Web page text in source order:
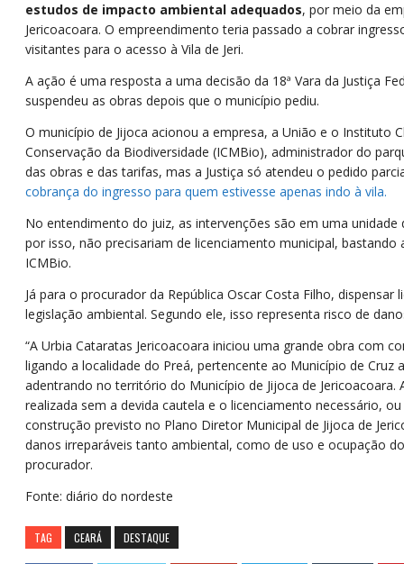
estudos de impacto ambiental adequados, por meio da
Jericoacoara. O empreendimento teria passado a cobrar
visitantes para o acesso à Vila de Jeri.
A ação é uma resposta a uma decisão da 18ª Vara da Justiça
suspendeu as obras depois que o município pediu.
O município de Jijoca acionou a empresa, a União e o Instituto
Conservação da Biodiversidade (ICMBio), administrador do
das obras e das tarifas, mas a Justiça só atendeu o pedido
cobrança do ingresso para quem estivesse apenas indo à vila.
No entendimento do juiz, as intervenções são em uma unidade
por isso, não precisariam de licenciamento municipal, bastando
ICMBio.
Já para o procurador da República Oscar Costa Filho, dispensar
legislação ambiental. Segundo ele, isso representa risco de
“A Urbia Cataratas Jericoacoara iniciou uma grande obra com
ligando a localidade do Preá, pertencente ao Município de Cruz
adentrando no território do Município de Jijoca de Jericoacoara.
realizada sem a devida cautela e o licenciamento necessário,
construção previsto no Plano Diretor Municipal de Jijoca de
danos irreparáveis tanto ambiental, como de uso e ocupação
procurador.
Fonte: diário do nordeste
TAG CEARÁ DESTAQUE